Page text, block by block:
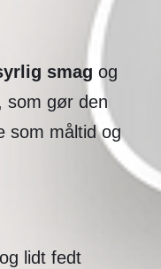
smag og
som gør den
som måltid og
og lidt fedt